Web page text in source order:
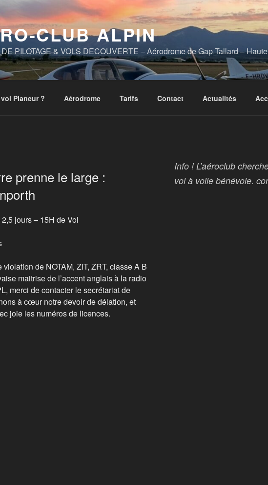
CLUB ALPIN
PILOTAGE & VOLS DECOUVERTE – Aérodrome de Gap Tallard –
Planeur ? Aérodrome Tarifs Contact Actualités
prenne le large :
jours – 15H de Vol
de NOTAM, ZIT, ZRT, classe A B
maitrise de l’accent anglais à la radio
merci de contacter le secrétariat de
à cœur notre devoir de délation, et
joie les numéros de licences.
Info ! L’aéroclub
vol à voile bénévole.